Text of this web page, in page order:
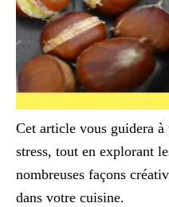
Cet article vous guidera à
stress, tout en explorant
nombreuses façons
dans votre cuisine.